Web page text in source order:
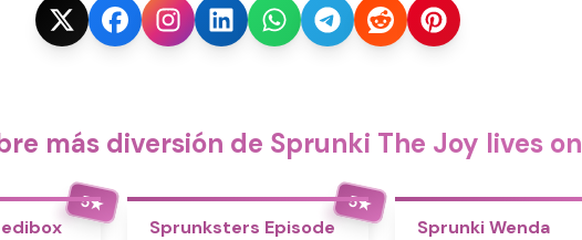
más diversión de Sprunki The Joy lives on
5★ 5★
Sprunksters Episode
Sprunki Wenda